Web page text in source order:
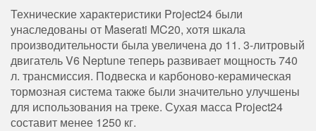
Технические характеристики Project24 были
унаследованы от Maserati MC20, хотя шкала
производительности была увеличена до 11. 3-литровый
двигатель V6 Neptune теперь развивает мощность 740
л. трансмиссия. Подвеска и карбоново-керамическая
тормозная система также были значительно улучшены
для использования на треке. Сухая масса Project24
составит менее 1250 кг.